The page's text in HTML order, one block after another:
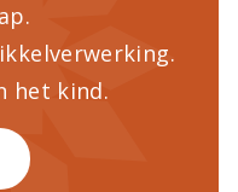
het kind.